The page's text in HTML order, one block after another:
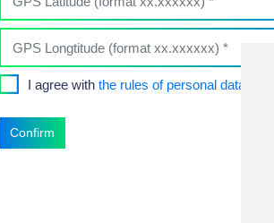
I agree with the rules of personal data
Confirm